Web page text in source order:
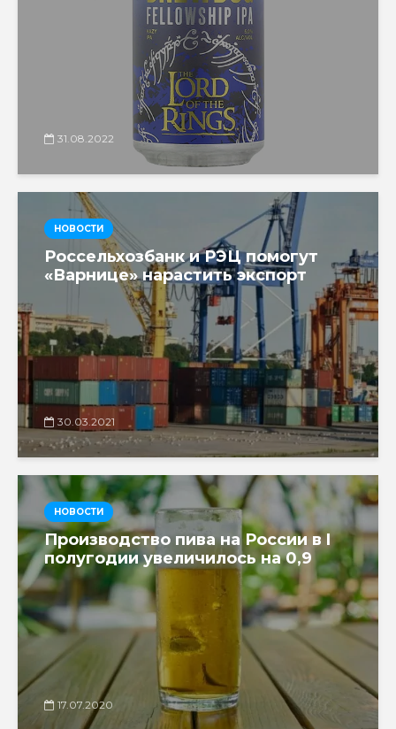
31.08.2022
НОВОСТИ
Россельхозбанк и РЭЦ помогут
«Варнице» нарастить экспорт
30.03.2021
НОВОСТИ
Производство пива на России в I
полугодии увеличилось на 0,9
17.07.2020